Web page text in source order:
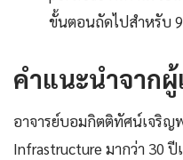
ขั้นตอนถัดไปสำหรับ
คำแนะนำจาก
อาจารย์บอมกิตติทัศน์เจริญ
Infrastructure มากว่า 30